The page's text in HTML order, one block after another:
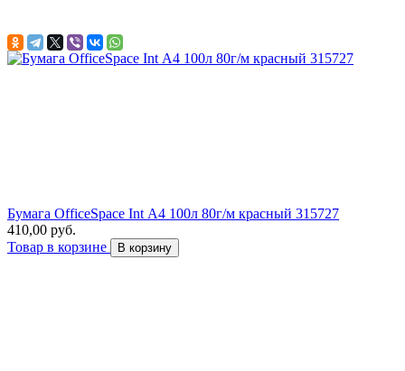
Бумага OfficeSpace Int А4 100л 80г/м красный 315727
410,00 руб.
Товар в корзине
В корзину